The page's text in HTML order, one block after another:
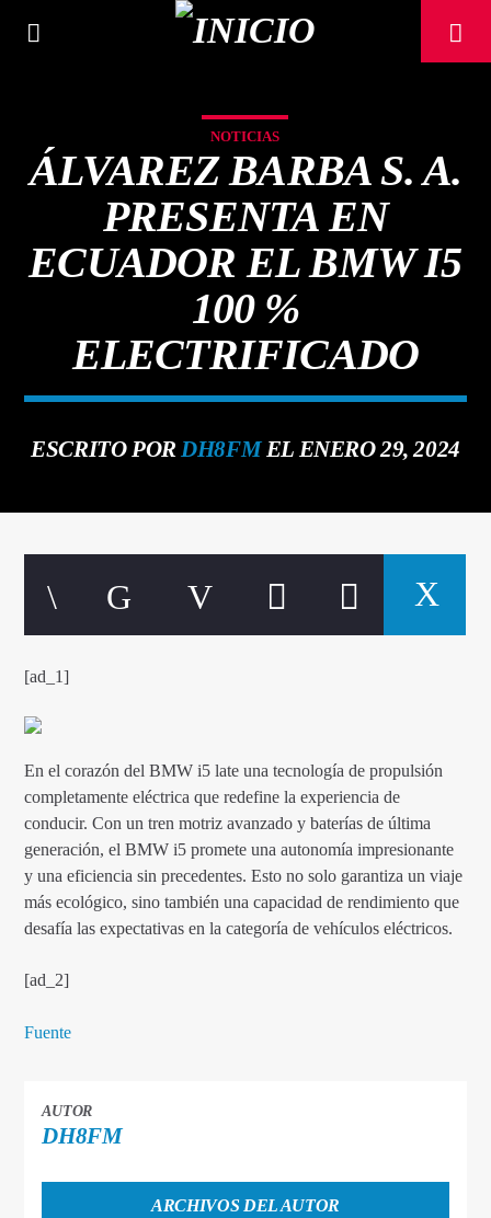
TÍTULO
NOTICIAS
ÁLVAREZ BARBA S. A.
PRESENTA EN
ECUADOR EL BMW I5
100 %
ELECTRIFICADO
ESCRITO POR DH8FMEL ENERO 29, 2024
[ad_1]
En el corazón del BMW i5 late una tecnología de propulsión
completamente eléctrica que redefine la experiencia de
conducir. Con un tren motriz avanzado y baterías de última
generación, el BMW i5 promete una autonomía impresionante
y una eficiencia sin precedentes. Esto no solo garantiza un viaje
más ecológico, sino también una capacidad de rendimiento que
desafía las expectativas en la categoría de vehículos eléctricos.
[ad_2]
Fuente
AUTOR
DH8FM
ARCHIVOS DEL AUTOR